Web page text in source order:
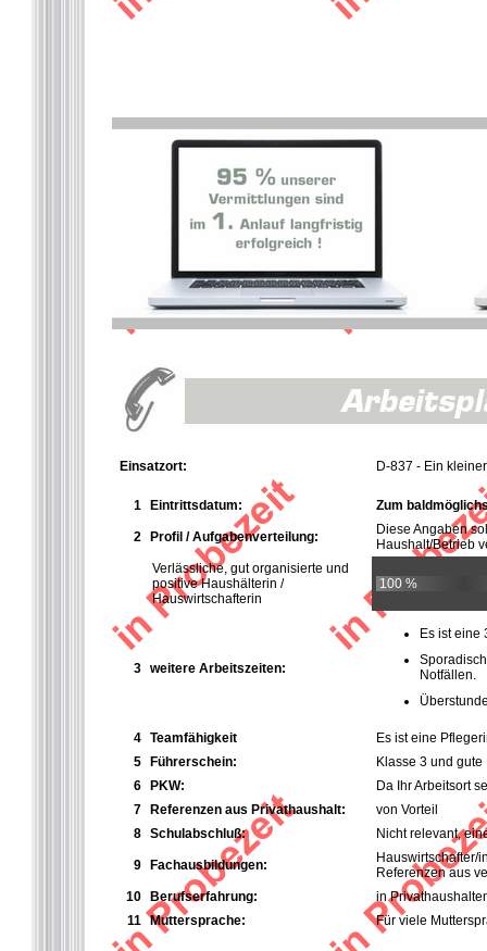
Einsatzort: D-837 - Ein
1 Eintrittsdatum: Zum
2 Profil / Aufgabenverteilung:
Diese Angaben
Haushalt/Betrieb
Verlässliche, gut organisierte und
positive Haushälterin /
Hauswirtschafterin
100 %
3 weitere Arbeitszeiten:
Es ist eine
Notfällen.
4 Teamfähigkeit
Es ist eine
5
Führerschein:
Klasse 3 und
6
PKW:
Da Ihr Arbeitsort
7
Referenzen aus Privathaushalt:
von Vorteil
8 Schulabschluß: Nicht relevant,
9 Fachausbildungen:
Hauswirtschafter/
Referenzen aus
10
Berufserfahrung:
in
11 Muttersprache: Für viele